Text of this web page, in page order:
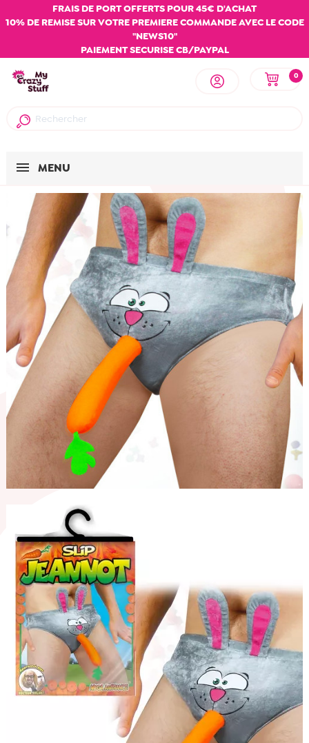
FRAIS DE PORT OFFERTS POUR 45€ D'ACHAT
10% DE REMISE SUR VOTRE PREMIERE COMMANDE AVEC LE CODE
"NEWS10"
PAIEMENT SECURISE CB/PAYPAL
0
MENU